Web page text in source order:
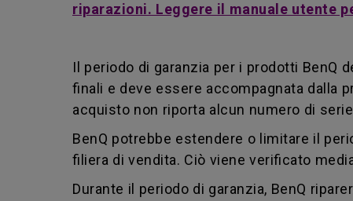
riparazioni. Leggere il manuale
Il periodo di garanzia per i prodotti BenQ
finali e deve essere accompagnata dalla
acquisto non riporta alcun numero di
BenQ potrebbe estendere o limitare il
filiera di vendita. Ciò viene verificato
Durante il periodo di garanzia, BenQ